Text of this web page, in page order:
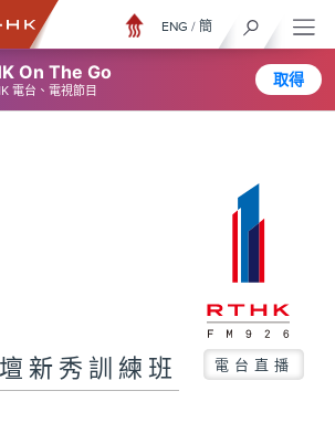
On The Go
電台、電視節目
取得
ENG / 簡
新秀訓練班 電台直播